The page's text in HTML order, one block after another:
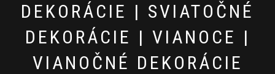
DEKORÁCIE | SVIATOČNÉ
DEKORÁCIE | VIANOCE |
VIANOČNÉ DEKORÁCIE